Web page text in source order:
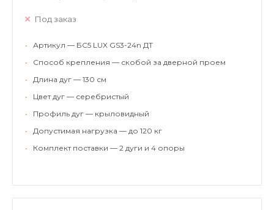
Под заказ
•
Артикул — БС5 LUX GS3-24n ДТ
•
Способ крепления — скобой за дверной проем
•
Длина дуг — 130 см
•
Цвет дуг — серебристый
•
Профиль дуг — крыловидный
•
Допустимая нагрузка — до 120 кг
•
Комплект поставки — 2 дуги и 4 опоры